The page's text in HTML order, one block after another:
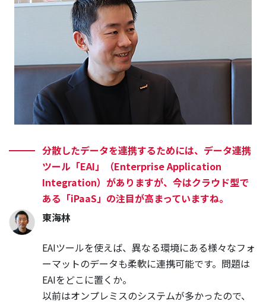
分散したデータを連携するためには、データ連携
ツール「EAI」（Enterprise Application
Integration）がありますが、今はクラウド型で
ある「iPaaS」の注目が高まっていますね。
東海林
EAIツールを使えば、異なる環境にある様々なフォ
ーマットのデータも柔軟に連携可能です。問題は
EAIをどこに置くか。
以前はオンプレミスのシステムが多かったので、